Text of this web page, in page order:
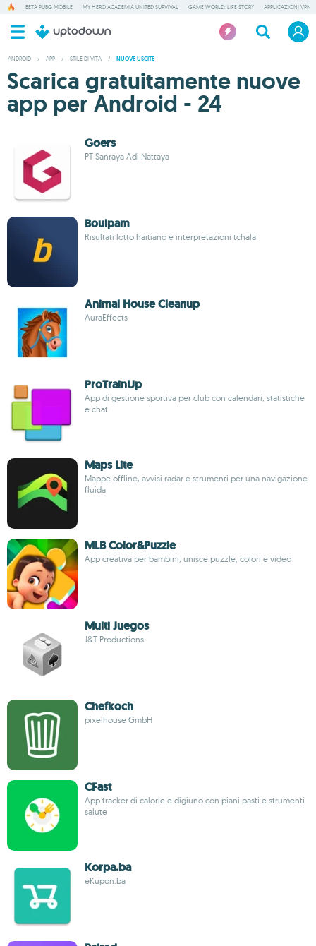
BETA PUBG MOBILE MY HERO ACADEMIA UNITED SURVIVAL GAME WORLD: LIFE STORY APPLICAZIONI VPN
ANDROID / APP / STILE DI VITA / NUOVE USCITE
Scarica gratuitamente nuove
app per Android - 24
Goers
PT Sanraya Adi Nattaya
Boulpam
Risultati lotto haitiano e interpretazioni tchala
Animal House Cleanup
AuraEffects
ProTrainUp
App di gestione sportiva per club con calendari, statistiche
e chat
Maps Lite
Mappe offline, avvisi radar e strumenti per una navigazione
fluida
MLB Color&Puzzle
App creativa per bambini, unisce puzzle, colori e video
Multi Juegos
J&T Productions
Chefkoch
pixelhouse GmbH
CFast
App tracker di calorie e digiuno con piani pasti e strumenti
salute
Korpa.ba
eKupon.ba